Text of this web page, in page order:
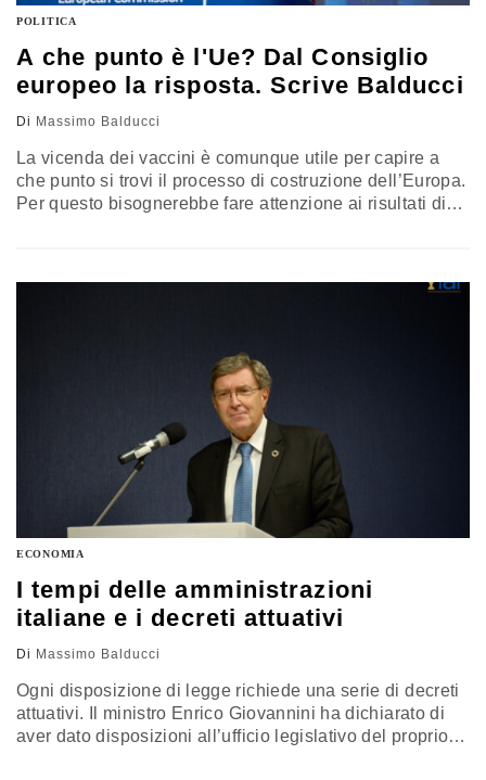
POLITICA
A che punto è l'Ue? Dal Consiglio
europeo la risposta. Scrive Balducci
Di Massimo Balducci
La vicenda dei vaccini è comunque utile per capire a
che punto si trovi il processo di costruzione dell’Europa.
Per questo bisognerebbe fare attenzione ai risultati di
ECONOMIA
I tempi delle amministrazioni
italiane e i decreti attuativi
Di Massimo Balducci
Ogni disposizione di legge richiede una serie di decreti
attuativi. Il ministro Enrico Giovannini ha dichiarato di
aver dato disposizioni all’ufficio legislativo del proprio